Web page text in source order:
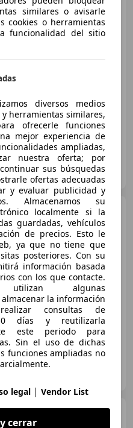
Evolution EDC 103kW
Renault Arkana
Arkana
1.3 TCe Intens EDC 103kW Intens
€ 18.950
Súperoferta
103 kW (140 CV)
Renault Arkana
Zen EDC 103kW
similares o avisarle
cookies o herramientas
funcionalidad del sitio
diversos medios
herramientas similares,
ofrecerle funciones
mejor experiencia de
ampliadas,
nuestra oferta; por
sus búsquedas
ofertas adecuadas
y evaluar publicidad y
Almacenamos su
localmente si la
guardadas, vehículos
de precios. Esto le
ya que no tiene que
posteriores. Con su
información basada
con los que contacte.
utilizan algunas
la información
consultas de
días y reutilizarla
este periodo para
Sin el uso de dichas
funciones ampliadas no
legal | Vendor List
cerrar